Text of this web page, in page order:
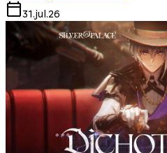
31.jul.26